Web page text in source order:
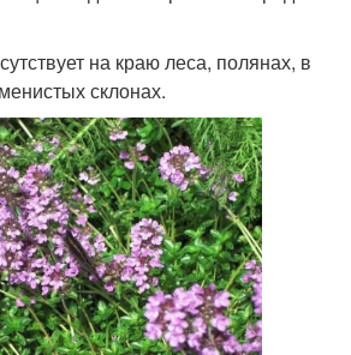
на краю леса, полянах, в
склонах.